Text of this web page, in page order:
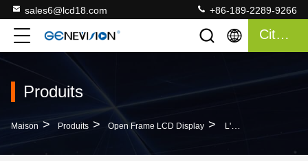
sales6@lcd18.com +86-189-2289-9266
Citation
Produits
Maison > Produits > Open Frame LCD Display > L'affichage Médical IDS De Moniteur D'affichage À Cristaux Liquides De La Haute Définition SMPTE296M A Inclus L'audio